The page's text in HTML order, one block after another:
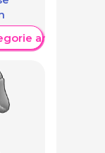
anzeigen